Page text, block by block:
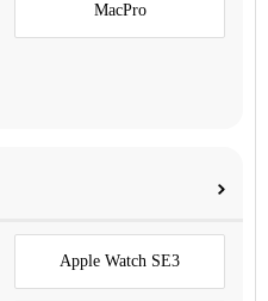
MacPro
Apple Watch SE3